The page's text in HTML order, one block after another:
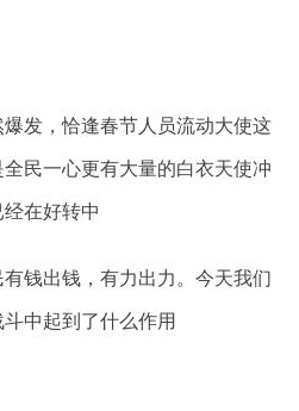
爆发，恰逢春节人员流动大使这
民一心更有大量的白衣天使冲
在好转中
钱出钱，有力出力。今天我们
中起到了什么作用